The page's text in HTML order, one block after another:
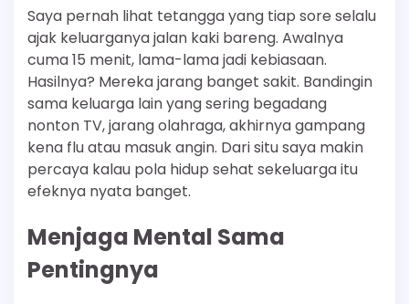
Saya pernah lihat tetangga yang tiap sore selalu
ajak keluarganya jalan kaki bareng. Awalnya
cuma 15 menit, lama-lama jadi kebiasaan.
Hasilnya? Mereka jarang banget sakit. Bandingin
sama keluarga lain yang sering begadang
nonton TV, jarang olahraga, akhirnya gampang
kena flu atau masuk angin. Dari situ saya makin
percaya kalau pola hidup sehat sekeluarga itu
efeknya nyata banget.
Menjaga Mental Sama
Pentingnya